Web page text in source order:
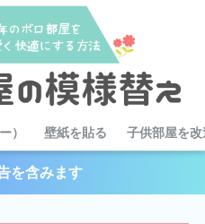
） 壁紙を貼る 子供部屋を改
を含みます